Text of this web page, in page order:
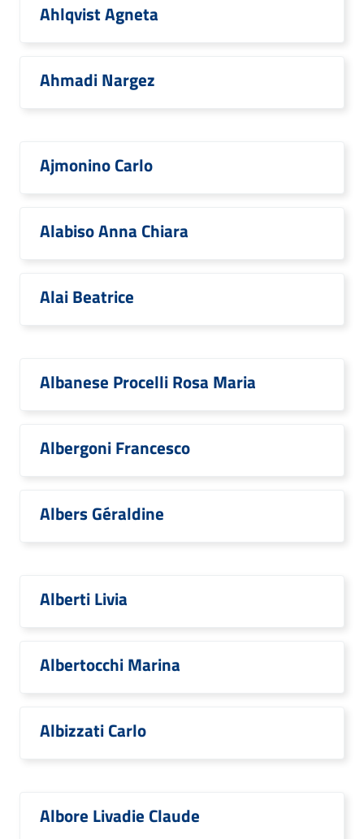
Ahlqvist Agneta
Ahmadi Nargez
Ajmonino Carlo
Alabiso Anna Chiara
Alai Beatrice
Albanese Procelli Rosa Maria
Albergoni Francesco
Albers Géraldine
Alberti Livia
Albertocchi Marina
Albizzati Carlo
Albore Livadie Claude